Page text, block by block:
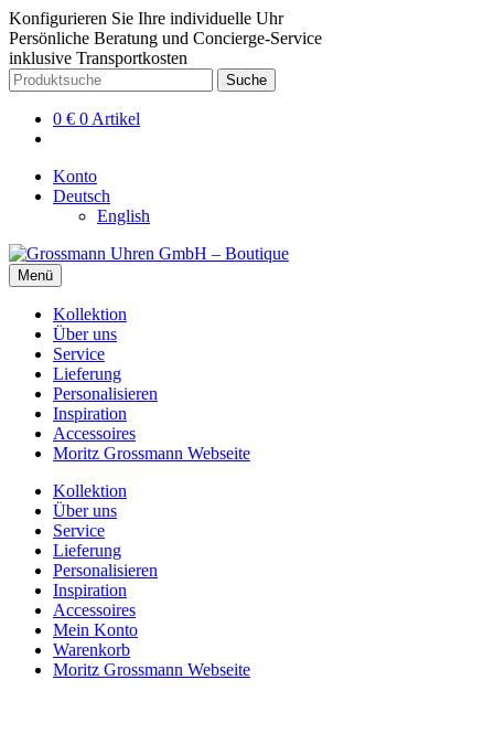
Konfigurieren Sie Ihre individuelle Uhr
Persönliche Beratung und Concierge-Service
inklusive Transportkosten
Zur
Navigation
springen
Zum
Inhalt
springen
Suche
nach:
Suche
0 € 0 Artikel
Konto
Deutsch
English
Menü
Kollektion
Über uns
Service
Lieferung
Personalisieren
Inspiration
Accessoires
Moritz Grossmann Webseite
Kollektion
Über uns
Service
Lieferung
Personalisieren
Inspiration
Accessoires
Mein Konto
Warenkorb
Moritz Grossmann Webseite